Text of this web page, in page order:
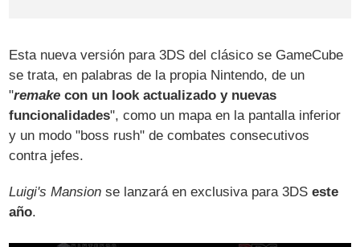
Esta nueva versión para 3DS del clásico se GameCube
se trata, en palabras de la propia Nintendo, de un
"remake con un look actualizado y nuevas
funcionalidades", como un mapa en la pantalla inferior
y un modo "boss rush" de combates consecutivos
contra jefes.
Luigi's Mansion se lanzará en exclusiva para 3DSeste
año.